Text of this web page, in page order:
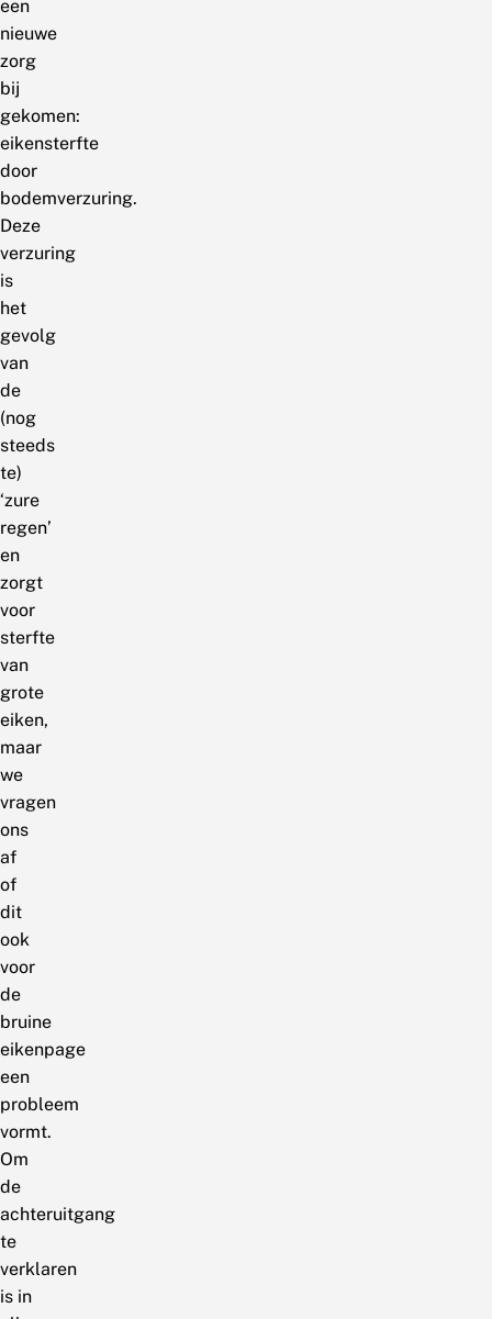
een
nieuwe
zorg
bij
gekomen:
eikensterfte
door
bodemverzuring.
Deze
verzuring
is
het
gevolg
van
de
(nog
steeds
te)
‘zure
regen’
en
zorgt
voor
sterfte
van
grote
eiken,
maar
we
vragen
ons
af
of
dit
ook
voor
de
bruine
eikenpage
een
probleem
vormt.
Om
de
achteruitgang
te
verklaren
is in